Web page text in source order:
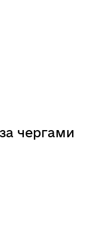
чергами